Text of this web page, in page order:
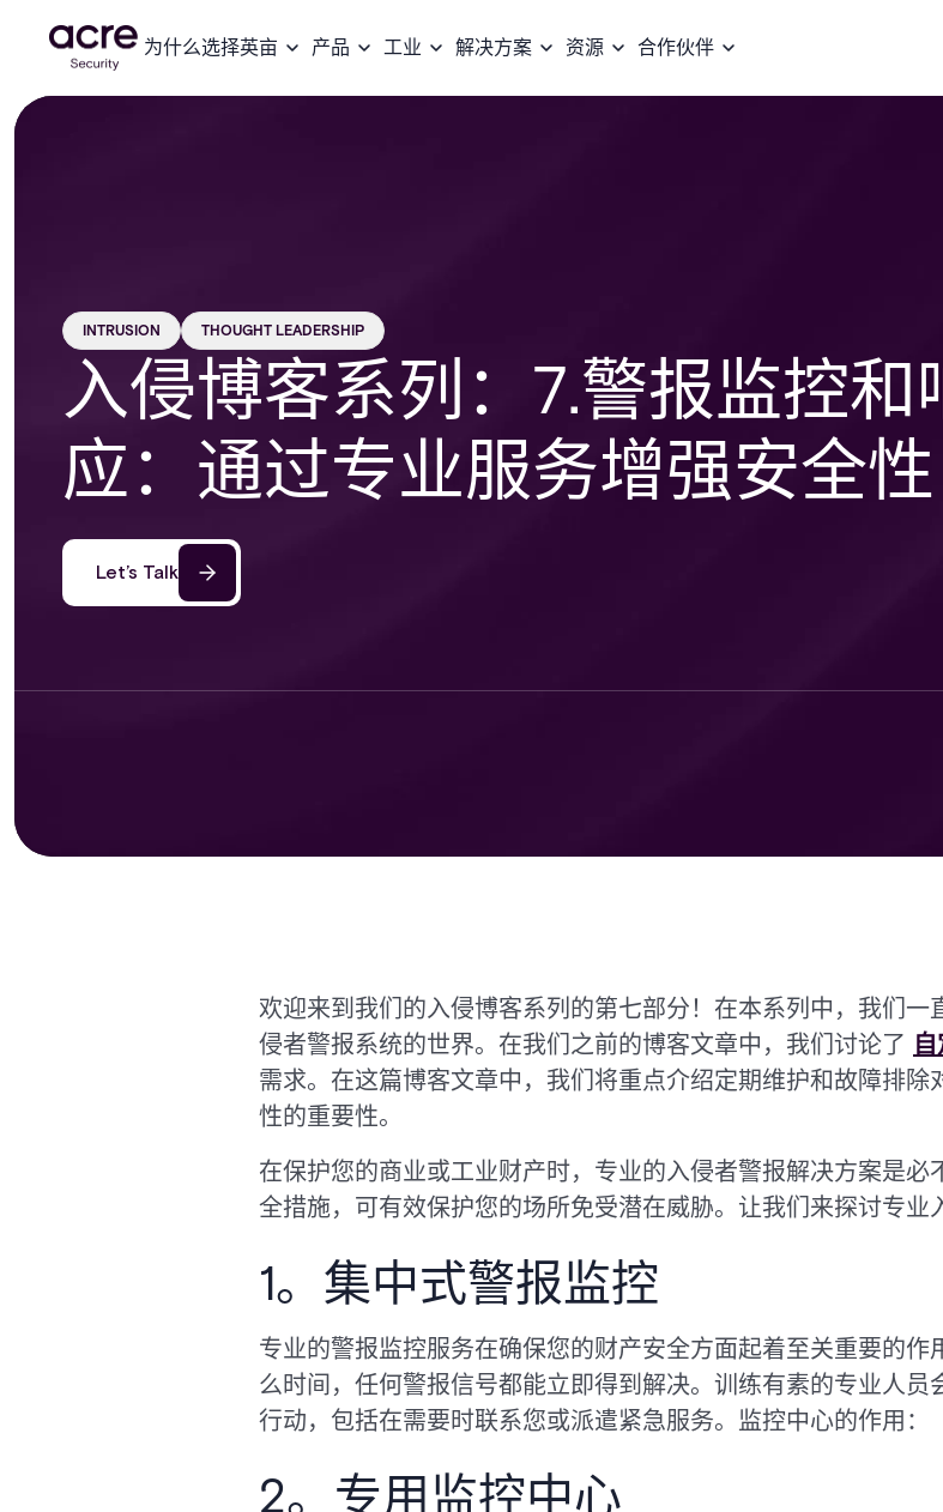
为什么选择英亩 产品 工业 解决方案 资源 合作伙伴
INTRUSION THOUGHT LEADERSHIP
入侵博客系列：7.警报监控和
应：通过专业服务增强安全性
Let’s Talk
欢迎来到我们的入侵博客系列的第七部分！在本系列中，我们
侵者警报系统的世界。在我们之前的博客文章中，我们讨论了
需求。在这篇博客文章中，我们将重点介绍定期维护和故障排
性的重要性。
在保护您的商业或工业财产时，专业的入侵者警报解决方案是
全措施，可有效保护您的场所免受潜在威胁。让我们来探讨专业
1。集中式警报监控
专业的警报监控服务在确保您的财产安全方面起着至关重要的
么时间，任何警报信号都能立即得到解决。训练有素的专业人
行动，包括在需要时联系您或派遣紧急服务。监控中心的作用：
2。专用监控中心